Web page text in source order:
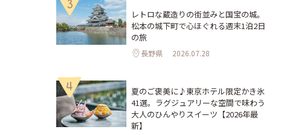
3
レトロな蔵造りの街並みと国宝の城。
松本の城下町で心ほぐれる週末1泊2日
の旅
長野県 2026.07.28
4
夏のご褒美に♪東京ホテル限定かき氷
41選。ラグジュアリーな空間で味わう
大人のひんやりスイーツ【2026年最
新】